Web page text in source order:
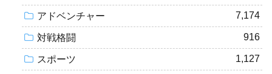
アドベンチャー 7,174
対戦格闘 916
スポーツ 1,127